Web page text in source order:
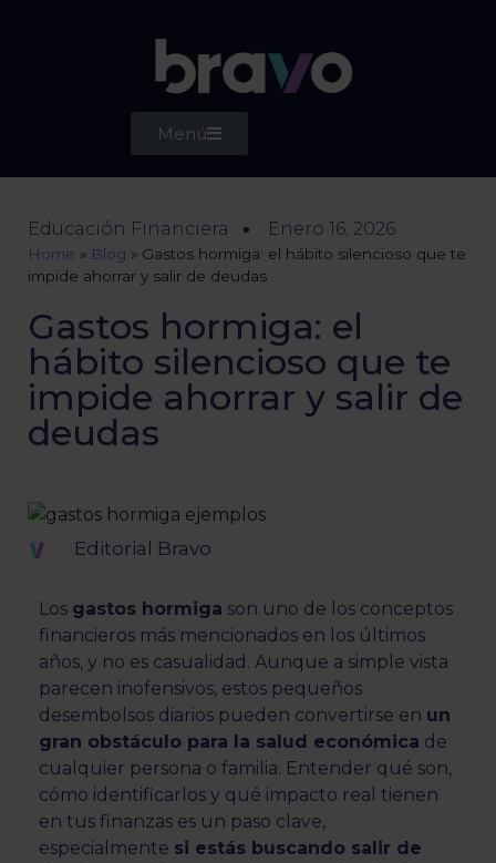
Menú
Educación Financiera Enero 16, 2026
Home » Blog » Gastos hormiga: el hábito silencioso que te
impide ahorrar y salir de deudas
Gastos hormiga: el
hábito silencioso que te
impide ahorrar y salir de
deudas
Editorial Bravo
Los gastos hormiga son uno de los conceptos
financieros más mencionados en los últimos
años, y no es casualidad. Aunque a simple vista
parecen inofensivos, estos pequeños
desembolsos diarios pueden convertirse en un
gran obstáculo para la salud económica de
cualquier persona o familia. Entender qué son,
cómo identificarlos y qué impacto real tienen
en tus finanzas es un paso clave,
especialmente si estás buscando salir de